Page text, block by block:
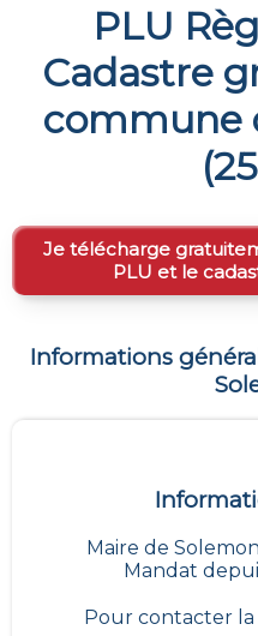
PLU
Cadastre
commune
(
Je télécharge
PLU et le
Informations
Maire de
Mandat
Pour contacter la